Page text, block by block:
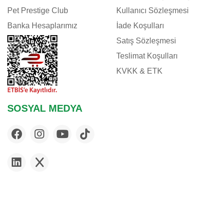
Pet Prestige Club
Banka Hesaplarımız
Kullanıcı Sözleşmesi
İade Koşulları
Satış Sözleşmesi
Teslimat Koşulları
KVKK & ETK
SOSYAL MEDYA